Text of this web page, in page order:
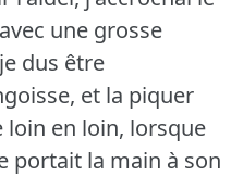
une grosse
dus être
et la piquer
loin en loin, lorsque
portait la main à son